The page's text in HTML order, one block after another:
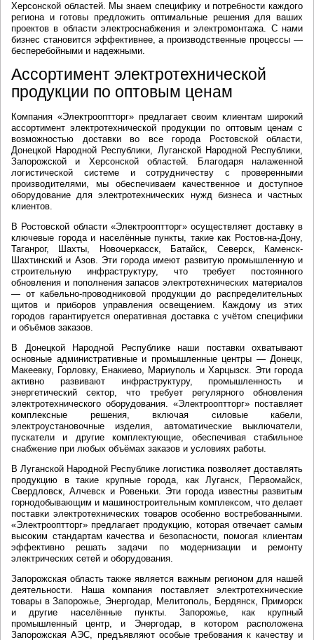
Херсонской областей. Мы знаем специфику и потребности каждого
региона и готовы предложить оптимальные решения для ваших
проектов в области электроснабжения и электромонтажа. С нами
бизнес становится эффективнее, а производственные процессы —
бесперебойными и надежными.
Ассортимент электротехнической
продукции по оптовым ценам
Компания «Электрооптторг» предлагает своим клиентам широкий
ассортимент электротехнической продукции по оптовым ценам с
возможностью доставки во все города Ростовской области,
Донецкой Народной Республики, Луганской Народной Республики,
Запорожской и Херсонской областей. Благодаря налаженной
логистической системе и сотрудничеству с проверенными
производителями, мы обеспечиваем качественное и доступное
оборудование для электротехнических нужд бизнеса и частных
клиентов.
В Ростовской области «Электрооптторг» осуществляет доставку в
ключевые города и населённые пункты, такие как Ростов-на-Дону,
Таганрог, Шахты, Новочеркасск, Батайск, Северск, Каменск-
Шахтинский и Азов. Эти города имеют развитую промышленную и
строительную инфраструктуру, что требует постоянного
обновления и пополнения запасов электротехнических материалов
— от кабельно-проводниковой продукции до распределительных
щитов и приборов управления освещением. Каждому из этих
городов гарантируется оперативная доставка с учётом специфики
и объёмов заказов.
В Донецкой Народной Республике наши поставки охватывают
основные административные и промышленные центры — Донецк,
Макеевку, Горловку, Енакиево, Мариуполь и Харцызск. Эти города
активно развивают инфраструктуру, промышленность и
энергетический сектор, что требует регулярного обновления
электротехнического оборудования. «Электрооптторг» поставляет
комплексные решения, включая силовые кабели,
электроустановочные изделия, автоматические выключатели,
пускатели и другие комплектующие, обеспечивая стабильное
снабжение при любых объёмах заказов и условиях работы.
В Луганской Народной Республике логистика позволяет доставлять
продукцию в такие крупные города, как Луганск, Первомайск,
Свердловск, Алчевск и Ровеньки. Эти города известны развитым
горнодобывающим и машиностроительным комплексом, что делает
поставки электротехнических товаров особенно востребованными.
«Электрооптторг» предлагает продукцию, которая отвечает самым
высоким стандартам качества и безопасности, помогая клиентам
эффективно решать задачи по модернизации и ремонту
электрических сетей и оборудования.
Запорожская область также является важным регионом для нашей
деятельности. Наша компания поставляет электротехнические
товары в Запорожье, Энергодар, Мелитополь, Бердянск, Приморск
и другие населённые пункты. Запорожье, как крупный
промышленный центр, и Энергодар, в котором расположена
Запорожская АЭС, предъявляют особые требования к качеству и